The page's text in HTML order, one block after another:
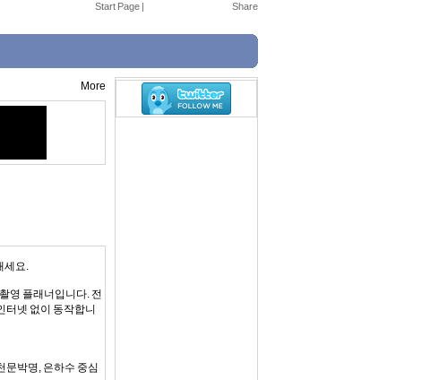
Start Page |
More
세요.
영 플래너입니다. 전
터넷 없이 동작합니
문박명, 은하수 중심